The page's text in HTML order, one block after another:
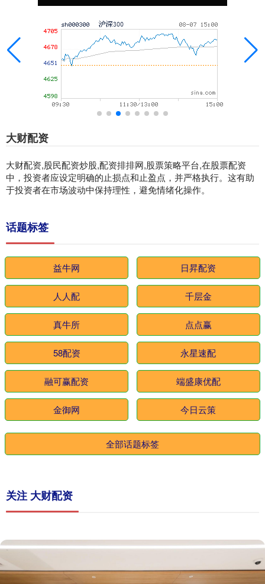
大财配资
大财配资,股民配资炒股,配资排排网,股票策略平台,在股票配资
中，投资者应设定明确的止损点和止盈点，并严格执行。这有助
于投资者在市场波动中保持理性，避免情绪化操作。
话题标签
益牛网 日昇配资
人人配 千层金
真牛所 点点赢
58配资 永星速配
融可赢配资 端盛康优配
金御网 今日云策
全部话题标签
关注 大财配资